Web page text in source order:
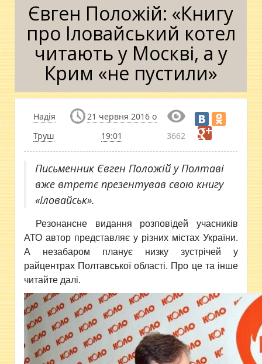
Євген Положій: «Книгу
про Іловайський котел
читають у Москві, а у
Крим «не пустили»
Надія
Труш
21 червня 2016 о
19:01
3662
Письменник Євген Положій у Полтаві
вже втретє презентував свою книгу
«Іловайськ».
Резонансне видання розповідей учасників
АТО автор представляє у різних містах України.
А незабаром планує низку зустрічей у
райцентрах Полтавської області. Про це та інше
читайте далі.